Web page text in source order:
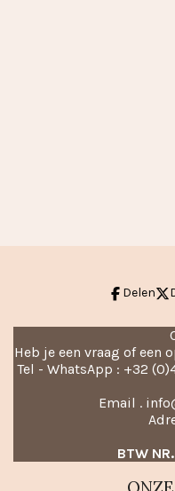
Delen
Heb je een vraag of een
Tel - WhatsApp : +32
Email .
BTW